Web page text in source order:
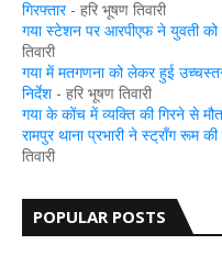
गिरफ्तार- हरि भूषण तिवारी
गया स्टेशन पर आरपीएफ ने युवती को
तिवारी
गया में मतगणना को लेकर हुई
निर्देश- हरि भूषण तिवारी
गया के कोंच में व्यक्ति की गिरने से
रामपुर थाना प्रभारी ने स्ट्रॉंग रूम की
तिवारी
POPULAR POSTS